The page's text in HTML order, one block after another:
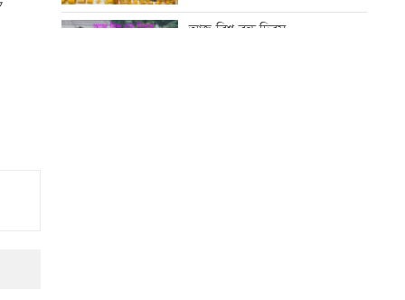
আজ বিশ্ব বন্ধু দিবস